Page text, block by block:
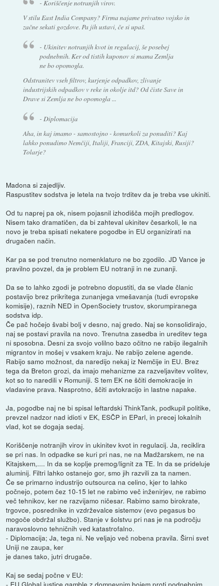
- Koriščenje notranjih virov.
V stilu East India Company? Firma najame privatno vojsko in
začne sekati gozdove. Pa jih ustavi, če si upaš.
- Ukinitev notranjih kvot in regulacij, še posebej
podnebnih. Ker od tistih kuponov si mama Zemlja
ne bo opomogla.
Odstranitev vseh filtrov, kurjenje odpadkov, zlivanje
industrijskih odpadkov v reke in okolje itd? Od čiste Save in
Drave si Zemlja ne bo opomogla ...
- Diplomacija
Aha, in kaj imamo - samostojno - komurkoli za ponuditi? Kaj
lahko ponudimo Nemčiji, Italiji, Franciji, ZDA, Kitajski, Rusiji?
Tolarje?
Madona si zajedljiv.
Raspustitev sodstva je letela na tvojo trditev da je treba vse ukiniti.
Od tu naprej pa ok, nisem pojasnil izhodišča mojih predlogov.
Nisem tako dramatičen, da bi zahteval ukinitev česarkoli, le na
novo je treba spisati nekatere pogodbe in EU organizirati na
drugačen način.
Kar pa se pod trenutno nomenklaturo ne bo zgodilo. JD Vance je
pravilno povzel, da je problem EU notranji in ne zunanji.
Da se to lahko zgodi je potrebno dopustiti, da se vlade članic
postavijo brez prikritega zunanjega vmešavanja (tudi evropske
komisije), raznih NED in OpenSociety trustov, skorumpiranega
sodstva idp.
Če pač hočejo švabi bolj v desno, naj gredo. Naj se konsolidirajo,
naj se postavi pravila na novo. Trenutna zasedba in ureditev tega
ni sposobna. Desni za svojo volilno bazo očitno ne rabijo ilegalnih
migrantov in mošej v vsakem kraju. Ne rabijo zelene agende.
Rabijo samo možnost, da naredijo nekaj iz Nemčije in EU. Brez
tega da Breton grozi, da imajo mehanizme za razveljavitev volitev,
kot so to naredili v Romuniji. S tem EK ne ščiti demokracije in
vladavine prava. Nasprotno, ščiti avtokracijo in lastne napake.
Ja, pogodbe naj ne bi spisal leftardski ThinkTank, podkupil politike,
prevzel nadzor nad idioti v EK, ESČP in EParl, in precej lokalnih
vlad, kot se dogaja sedaj.
Koriščenje notranjih virov in ukinitev kvot in regulacij. Ja, reciklira
se pri nas. In odpadke se kuri pri nas, ne na Madžarskem, ne na
Kitajskem,.... In da se koplje premog/lignit za TE. In da se prideluje
aluminij. Filtri lahko ostanejo gor, smo jih razvili za ta namen.
Če se primarno industrijo outsourca na celino, kjer to lahko
počnejo, potem čez 10-15 let ne rabimo več inženirjev, ne rabimo
več tehnikov, ker ne razvijamo ničesar. Rabimo samo birokrate,
trgovce, posrednike in vzdrževalce sistemov (evo pegasus bo
mogoče obdržal službo). Stanje v šolstvu pri nas je na področju
naravoslovno tehničnih ved katastrofalno.
- Diplomacija; Ja, tega ni. Ne veljajo več nobena pravila. Širni svet
Uniji ne zaupa, ker
je danes tako, jutri drugače.
Kaj se sedaj počne v EU:
- EU Global justice gamble z domnevnim bojem proti podnebnim